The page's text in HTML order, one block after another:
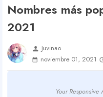
Nombres más
2021
person Juvinao
noviembre 01, 2021
Your